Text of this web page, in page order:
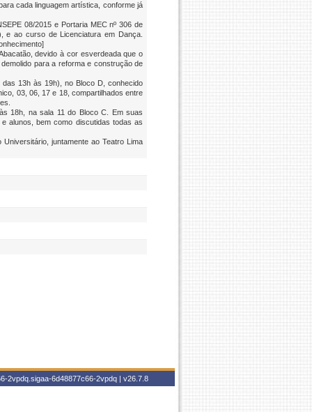
cada linguagem artística, conforme já
08/2015 e Portaria MEC nº 306 de
e ao curso de Licenciatura em Dança.
devido à cor esverdeada que o
para a reforma e construção de
13h às 19h), no Bloco D, conhecido
03, 06, 17 e 18, compartilhados entre
18h, na sala 11 do Bloco C. Em suas
alunos, bem como discutidas todas as
juntamente ao Teatro Lima
2vpdq.sigaa-6d48877c66-2vpdq | v26.7.8